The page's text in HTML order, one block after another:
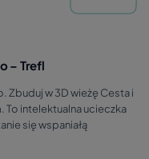
– Trefl
Zbuduj w 3D wieżę Cesta i
To intelektualna ucieczka
się wspaniałą